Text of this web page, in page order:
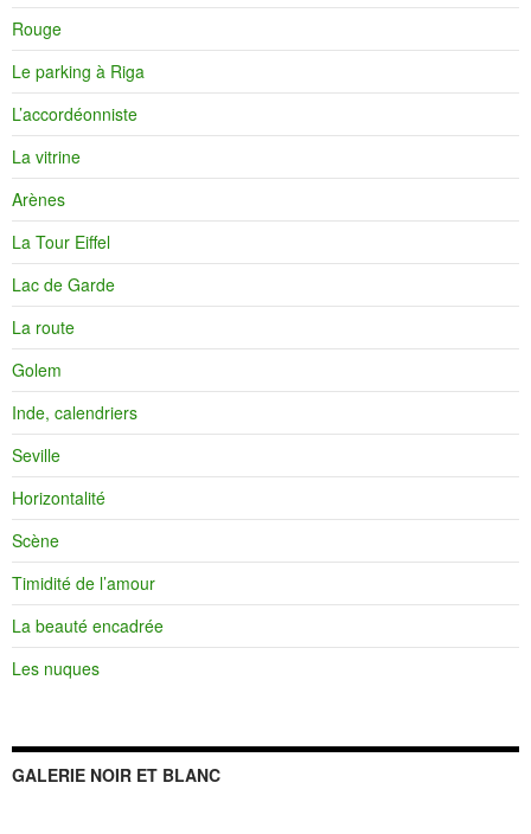
Rouge
Le parking à Riga
L’accordéonniste
La vitrine
Arènes
La Tour Eiffel
Lac de Garde
La route
Golem
Inde, calendriers
Seville
Horizontalité
Scène
Timidité de l’amour
La beauté encadrée
Les nuques
GALERIE NOIR ET BLANC